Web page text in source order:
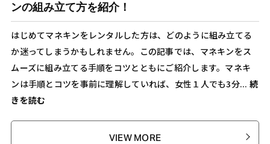
ンの組み立て方を紹介！
はじめてマネキンをレンタルした方は、どのように組み立てる
か迷ってしまうかもしれません。この記事では、マネキンをス
ムーズに組み立てる手順をコツとともにご紹介します。マネキ
ンは手順とコツを事前に理解していれば、女性１人でも3分...続
きを読む
VIEW MORE